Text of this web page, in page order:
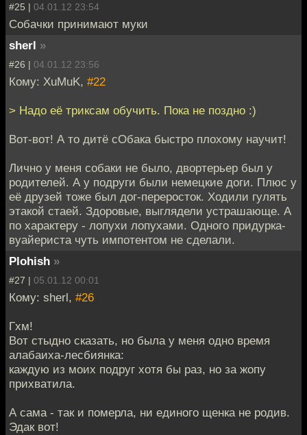
#25 | 04.01.12 23:54
Собачки принимают муки
sherl »
#26 | 04.01.12 23:56
Кому: XuMuK, #22
> Надо её триксам обучить. Пока не поздно :)
Вот-вот! А то дитё сОбака быстро плохому научит!
Лично у меня собаки не было, двортерьер был у
родителей. А у подруги были немецкие доги. Плюс у
её друзей тоже был дог-переросток. Ходили гулять
этакой стаей. Здоровые, выглядели устрашающе. А
по характеру - лопухи лопухами. Одного придурка-
вуайериста чуть импотентом не сделали.
Plohish »
#27 | 05.01.12 00:01
Кому: sherl, #26
Гхм!
Вот стыдно сказать, но была у меня одно время
алабаиха-лесбиянка:
каждую из моих подруг хотя бы раз, но за жопу
прихватила.
А сама - так и померла, ни единого щенка не родив.
Эдак вот!